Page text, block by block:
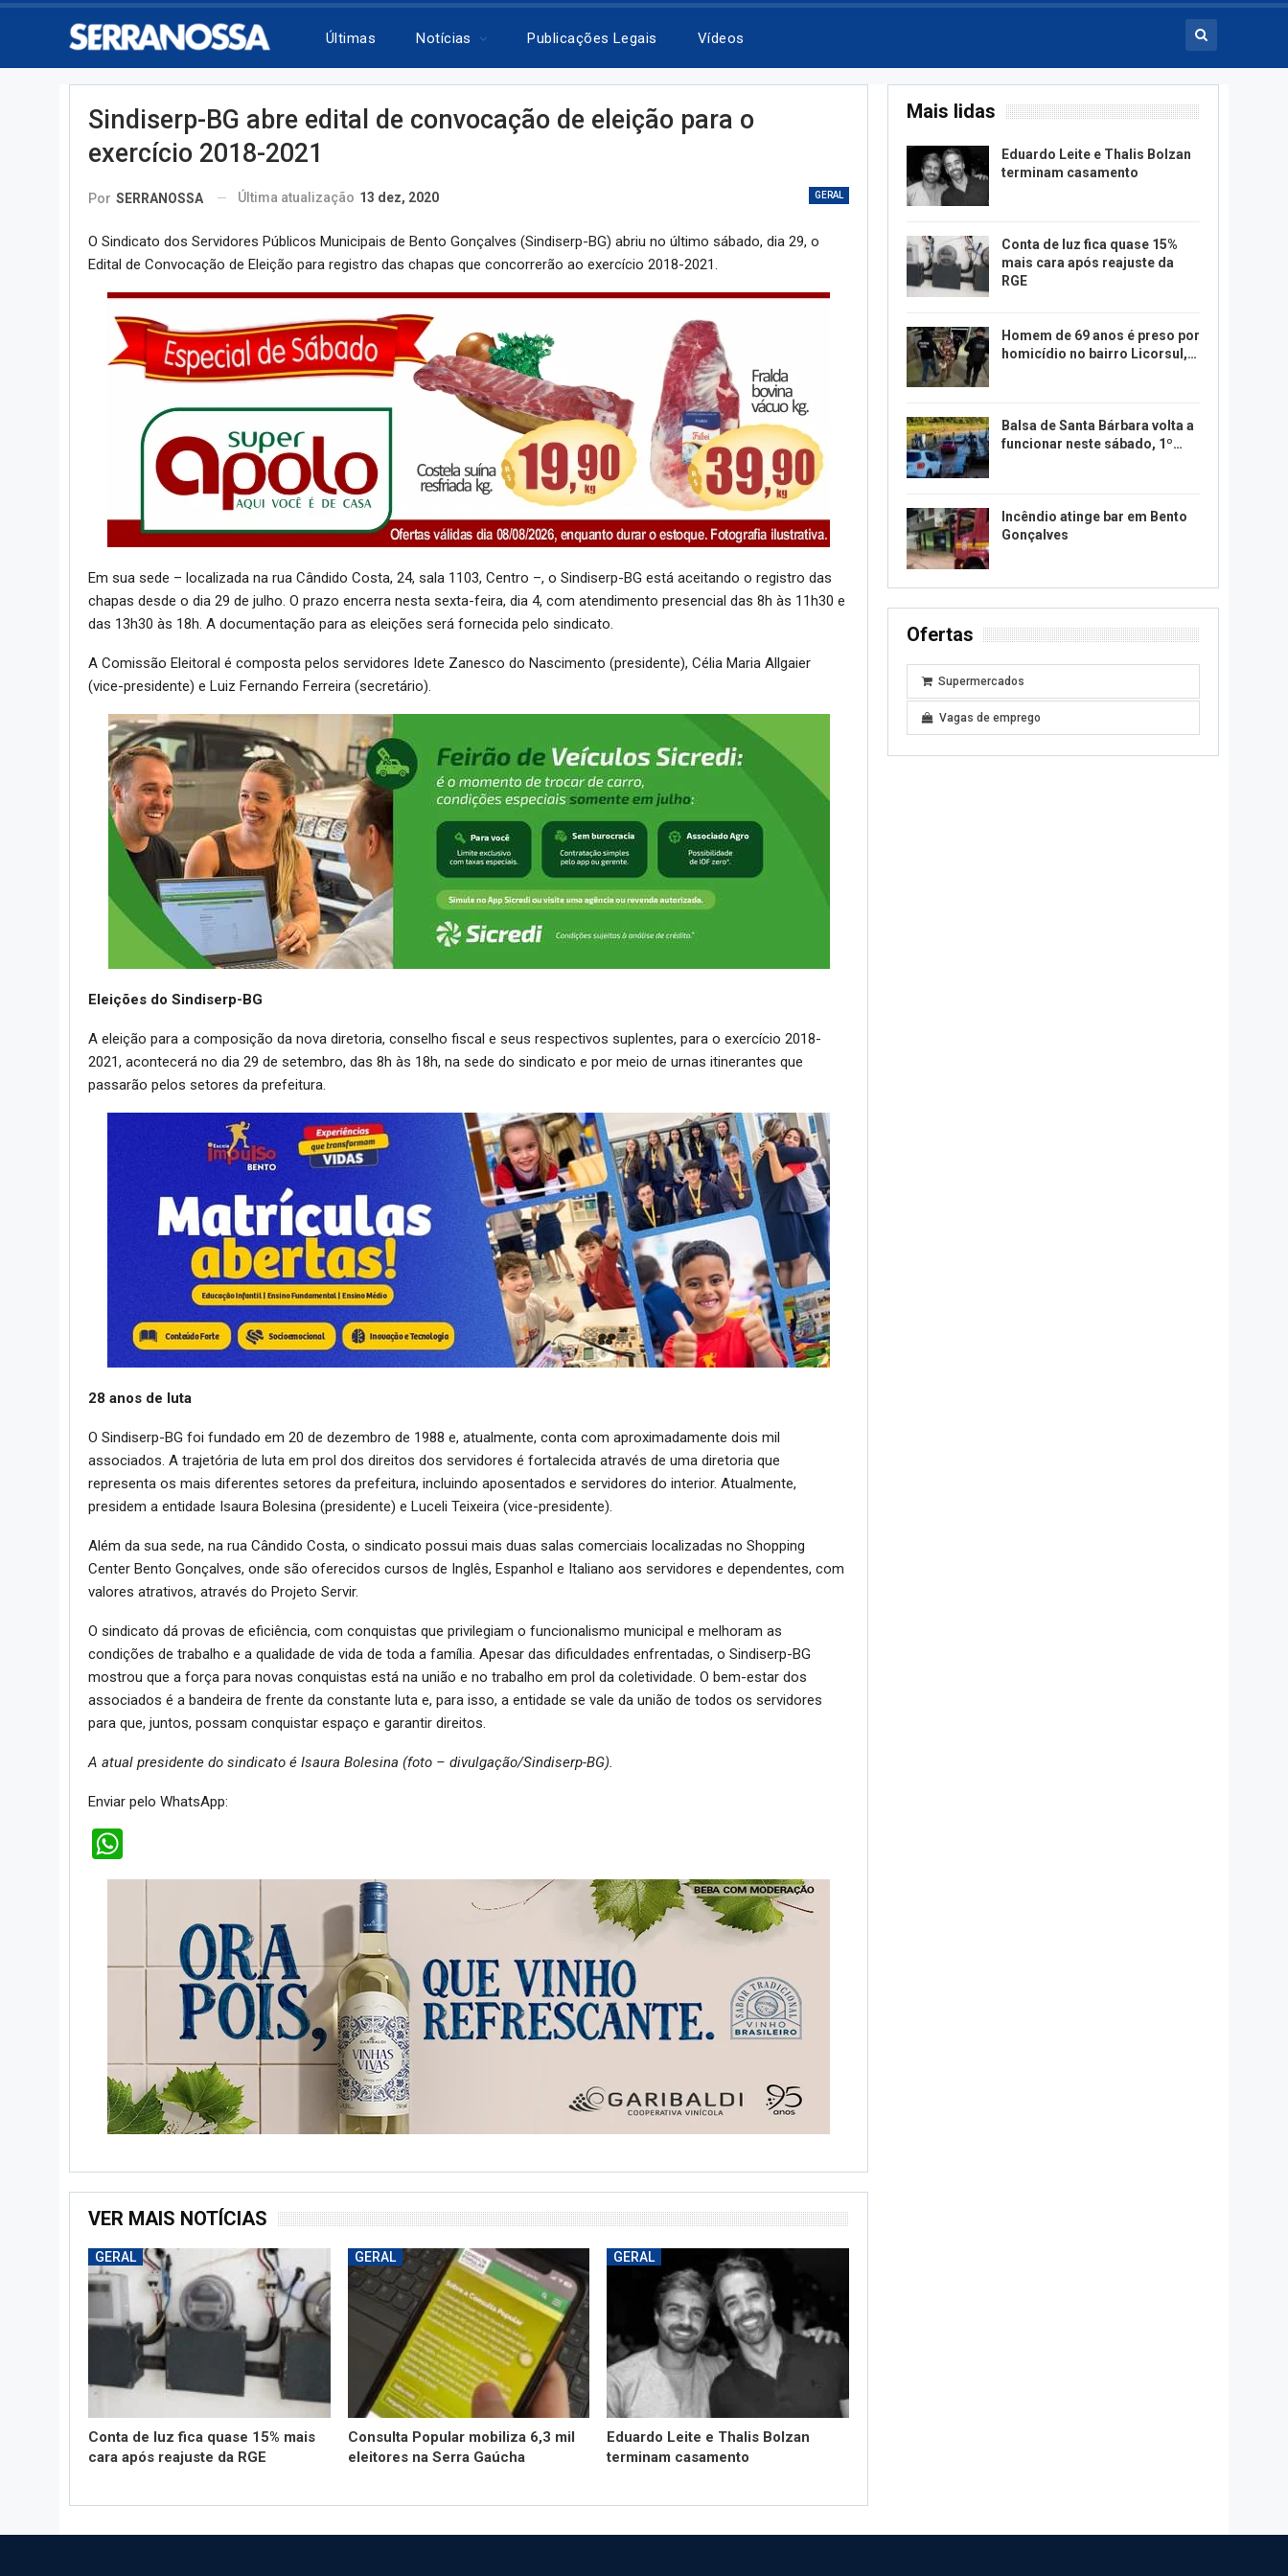
Últimas Notícias Publicações Legais Vídeos
Sindiserp-BG abre edital de convocação de eleição para o
exercício 2018-2021
GERAL
Por SERRANOSSA Última atualização 13 dez, 2020
O Sindicato dos Servidores Públicos Municipais de Bento Gonçalves (Sindiserp-BG) abriu no último sábado, dia 29, o
Edital de Convocação de Eleição para registro das chapas que concorrerão ao exercício 2018-2021.
Em sua sede – localizada na rua Cândido Costa, 24, sala 1103, Centro –, o Sindiserp-BG está aceitando o registro das
chapas desde o dia 29 de julho. O prazo encerra nesta sexta-feira, dia 4, com atendimento presencial das 8h às 11h30 e
das 13h30 às 18h. A documentação para as eleições será fornecida pelo sindicato.
A Comissão Eleitoral é composta pelos servidores Idete Zanesco do Nascimento (presidente), Célia Maria Allgaier
(vice-presidente) e Luiz Fernando Ferreira (secretário).
Eleições do Sindiserp-BG
A eleição para a composição da nova diretoria, conselho fiscal e seus respectivos suplentes, para o exercício 2018-
2021, acontecerá no dia 29 de setembro, das 8h às 18h, na sede do sindicato e por meio de urnas itinerantes que
passarão pelos setores da prefeitura.
28 anos de luta
O Sindiserp-BG foi fundado em 20 de dezembro de 1988 e, atualmente, conta com aproximadamente dois mil
associados. A trajetória de luta em prol dos direitos dos servidores é fortalecida através de uma diretoria que
representa os mais diferentes setores da prefeitura, incluindo aposentados e servidores do interior. Atualmente,
presidem a entidade Isaura Bolesina (presidente) e Luceli Teixeira (vice-presidente).
Além da sua sede, na rua Cândido Costa, o sindicato possui mais duas salas comerciais localizadas no Shopping
Center Bento Gonçalves, onde são oferecidos cursos de Inglês, Espanhol e Italiano aos servidores e dependentes, com
valores atrativos, através do Projeto Servir.
O sindicato dá provas de eficiência, com conquistas que privilegiam o funcionalismo municipal e melhoram as
condições de trabalho e a qualidade de vida de toda a família. Apesar das dificuldades enfrentadas, o Sindiserp-BG
mostrou que a força para novas conquistas está na união e no trabalho em prol da coletividade. O bem-estar dos
associados é a bandeira de frente da constante luta e, para isso, a entidade se vale da união de todos os servidores
para que, juntos, possam conquistar espaço e garantir direitos.
A atual presidente do sindicato é Isaura Bolesina (foto – divulgação/Sindiserp-BG).
Enviar pelo WhatsApp:
VER MAIS NOTÍCIAS
GERAL
Conta de luz fica quase 15% mais
cara após reajuste da RGE
GERAL
Consulta Popular mobiliza 6,3 mil
eleitores na Serra Gaúcha
GERAL
Eduardo Leite e Thalis Bolzan
terminam casamento
Mais lidas
Eduardo Leite e Thalis Bolzan
terminam casamento
Conta de luz fica quase 15%
mais cara após reajuste da
RGE
Homem de 69 anos é preso por
homicídio no bairro Licorsul,…
Balsa de Santa Bárbara volta a
funcionar neste sábado, 1º…
Incêndio atinge bar em Bento
Gonçalves
Ofertas
Supermercados
Vagas de emprego